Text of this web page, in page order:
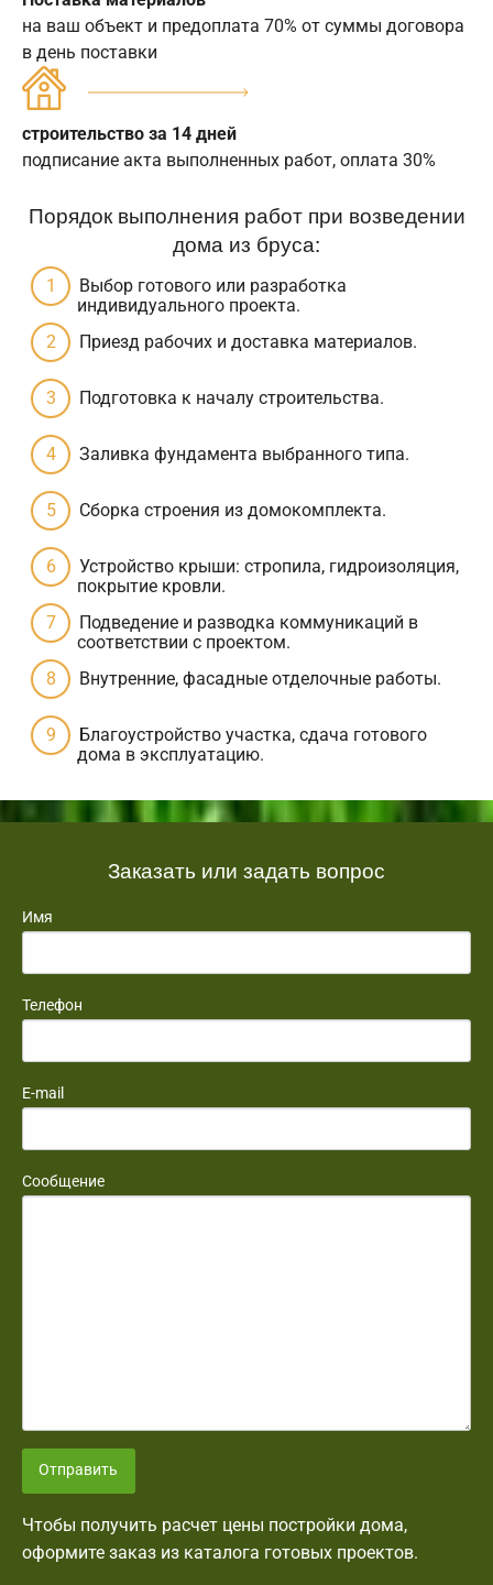
на ваш объект и предоплата 70% от суммы договора
в день поставки
строительство за 14 дней
подписание акта выполненных работ, оплата 30%
Порядок выполнения работ при возведении
дома из бруса:
Выбор готового или разработка
индивидуального проекта.
Приезд рабочих и доставка материалов.
Подготовка к началу строительства.
Заливка фундамента выбранного типа.
Сборка строения из домокомплекта.
Устройство крыши: стропила, гидроизоляция,
покрытие кровли.
Подведение и разводка коммуникаций в
соответствии с проектом.
Внутренние, фасадные отделочные работы.
Благоустройство участка, сдача готового
дома в эксплуатацию.
Заказать или задать вопрос
Имя
Телефон
E-mail
Сообщение
Отправить
Чтобы получить расчет цены постройки дома,
оформите заказ из каталога готовых проектов.